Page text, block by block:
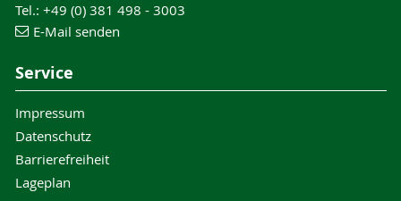
Tel.: +49 (0) 381 498 - 3003
E-Mail senden
Service
Impressum
Datenschutz
Barrierefreiheit
Lageplan